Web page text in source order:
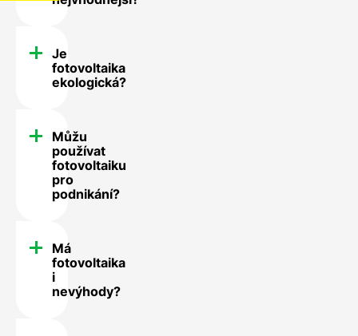
Je
fotovoltaika
ekologická?
Můžu
používat
fotovoltaiku
pro
podnikání?
Má
fotovoltaika
i
nevýhody?